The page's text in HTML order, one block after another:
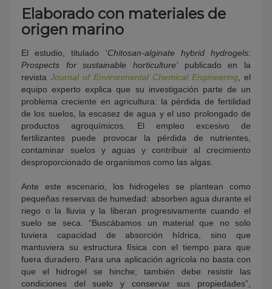
Elaborado con materiales de
origen marino
El estudio, titulado ‘Chitosan-alginate hybrid hydrogels:
Prospects for sustainable horticulture’ publicado en la
revista Journal of Environmental Chemical Engineering, el
equipo experto explica que su investigación parte de un
problema creciente en agricultura: la pérdida de fertilidad
de los suelos, la escasez de agua y el uso prolongado de
productos agroquímicos. El empleo excesivo de
fertilizantes puede provocar la pérdida de nutrientes,
contaminar suelos y aguas y contribuir al crecimiento
desproporcionado de organismos como las algas.
Ante este escenario, los hidrogeles se plantean como
pequeñas reservas de humedad: absorben agua durante el
riego o la lluvia y la liberan progresivamente cuando el
suelo se seca. “Buscábamos un material que no solo
tuviera capacidad de absorción hídrica, sino que
mantuviera su estructura física con el tiempo para que
fuera duradero. Para una aplicación agrícola no basta con
que el hidrogel se hinche; también debe resistir las
condiciones del suelo y conservar sus propiedades”,